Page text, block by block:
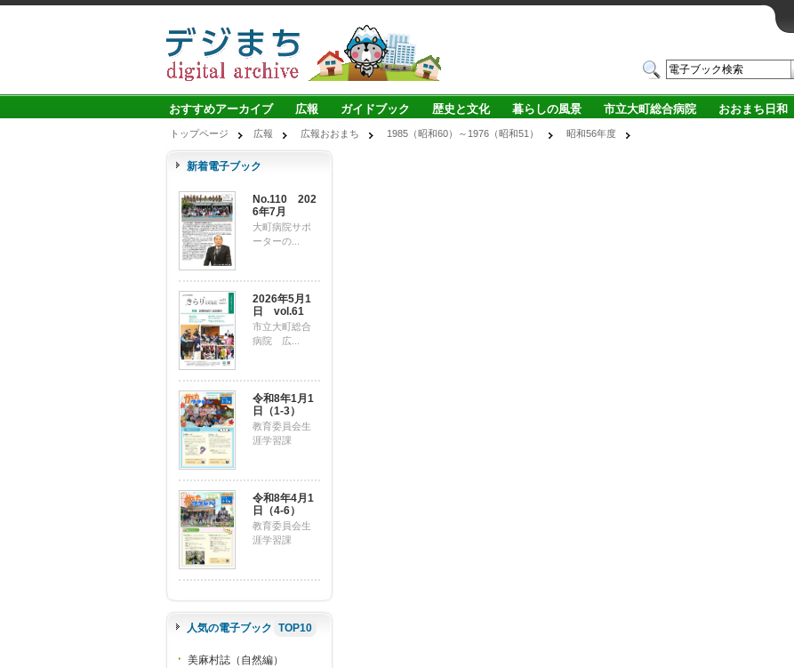
おすすめアーカイブ 広報 ガイドブック 歴史と文化 暮らしの風景 市立大町総合病院 おおまち日和
トップページ 広報 広報おおまち 1985（昭和60）～1976（昭和51） 昭和56年度
新着電子ブック
No.110 202
6年7月
大町病院サポ
ーターの...
2026年5月1
日 vol.61
市立大町総合
病院 広...
令和8年1月1
日（1-3）
教育委員会生
涯学習課
令和8年4月1
日（4-6）
教育委員会生
涯学習課
人気の電子ブック TOP10
美麻村誌（自然編）